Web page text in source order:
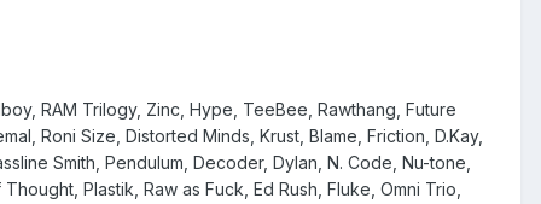
RAM Trilogy, Zinc, Hype, TeeBee, Rawthang, Future
Roni Size, Distorted Minds, Krust, Blame, Friction, D.Kay,
Smith, Pendulum, Decoder, Dylan, N. Code, Nu-tone,
Plastik, Raw as Fuck, Ed Rush, Fluke, Omni Trio,